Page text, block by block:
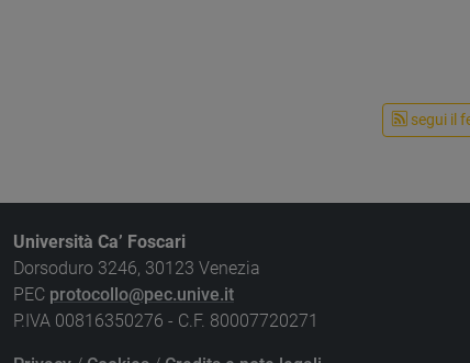
segui il
Università Ca’ Foscari
Dorsoduro 3246, 30123 Venezia
PEC protocollo@pec.unive.it
P.IVA 00816350276 - C.F. 80007720271